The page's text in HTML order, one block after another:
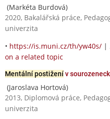
(Markéta Burdová)
2020, Bakalářská práce,
univerzita
• https://is.muni.cz/th/yw40s/ |
on a related topic
Mentální postiženív
(Jaroslava Hortová)
2013, Diplomová práce,
univerzita